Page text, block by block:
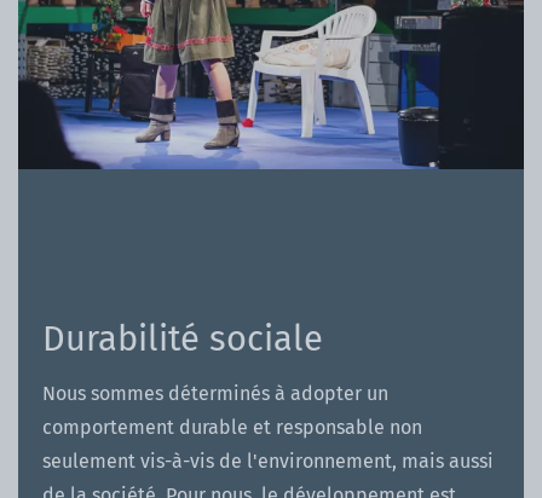
Durabilité sociale
Nous sommes déterminés à adopter un
comportement durable et responsable non
seulement vis-à-vis de l'environnement, mais aussi